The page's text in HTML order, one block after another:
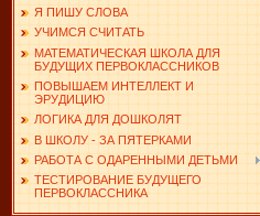
Я ПИШУ СЛОВА
УЧИМСЯ СЧИТАТЬ
МАТЕМАТИЧЕСКАЯ ШКОЛА ДЛЯ
БУДУЩИХ ПЕРВОКЛАССНИКОВ
ПОВЫШАЕМ ИНТЕЛЛЕКТ И
ЭРУДИЦИЮ
ЛОГИКА ДЛЯ ДОШКОЛЯТ
В ШКОЛУ - ЗА ПЯТЕРКАМИ
РАБОТА С ОДАРЕННЫМИ ДЕТЬМИ
ТЕСТИРОВАНИЕ БУДУЩЕГО
ПЕРВОКЛАССНИКА